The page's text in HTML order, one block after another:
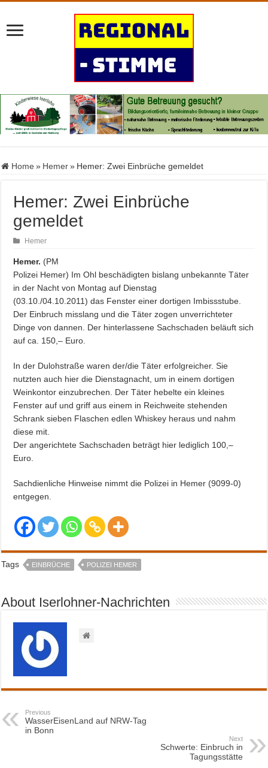
Home » Hemer » Hemer: Zwei Einbrüche gemeldet
Hemer: Zwei Einbrüche
gemeldet
Hemer
Hemer. (PM
Polizei Hemer) Im Ohl beschädigten bislang unbekannte Täter
in der Nacht von Montag auf Dienstag
(03.10./04.10.2011) das Fenster einer dortigen Imbissstube.
Der Einbruch misslang und die Täter zogen unverrichteter
Dinge von dannen. Der hinterlassene Sachschaden beläuft sich
auf ca. 150,– Euro.
In der Dulohstraße waren der/die Täter erfolgreicher. Sie
nutzten auch hier die Dienstagnacht, um in einem dortigen
Weinkontor einzubrechen. Der Täter hebelte ein kleines
Fenster auf und griff aus einem in Reichweite stehenden
Schrank sieben Flaschen edlen Whiskey heraus und nahm
diese mit.
Der angerichtete Sachschaden beträgt hier lediglich 100,–
Euro.
Sachdienliche Hinweise nimmt die Polizei in Hemer (9099-0)
entgegen.
Tags EINBRÜCHE POLIZEI HEMER
About Iserlohner-Nachrichten
Previous
WasserEisenLand auf NRW-Tag
in Bonn
Next
Schwerte: Einbruch in
Tagungsstätte